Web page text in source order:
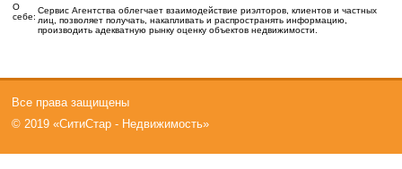
О
себе:
Сервис Агентства облегчает взаимодействие риэлторов, клиентов и частных
лиц, позволяет получать, накапливать и распространять информацию,
производить адекватную рынку оценку объектов недвижимости.
Все права защищены
© 2019 «СитиСтар - Недвижимость»